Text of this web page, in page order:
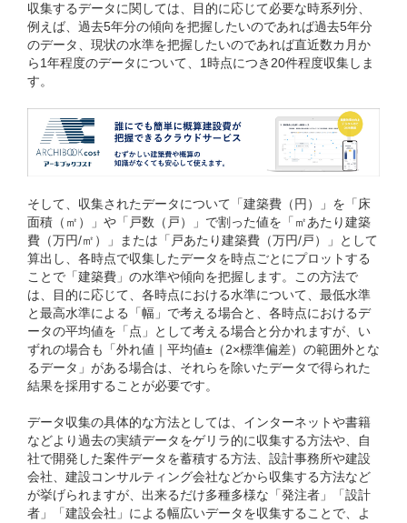
収集するデータに関しては、目的に応じて必要な時系列分、
例えば、過去5年分の傾向を把握したいのであれば過去5年分
のデータ、現状の水準を把握したいのであれば直近数カ月か
ら1年程度のデータについて、1時点につき20件程度収集しま
す。
そして、収集されたデータについて「建築費（円）」を「床
面積（㎡）」や「戸数（戸）」で割った値を「㎡あたり建築
費（万円/㎡）」または「戸あたり建築費（万円/戸）」として
算出し、各時点で収集したデータを時点ごとにプロットする
ことで「建築費」の水準や傾向を把握します。この方法で
は、目的に応じて、各時点における水準について、最低水準
と最高水準による「幅」で考える場合と、各時点におけるデ
ータの平均値を「点」として考える場合と分かれますが、い
ずれの場合も「外れ値｜平均値±（2×標準偏差）の範囲外とな
るデータ」がある場合は、それらを除いたデータで得られた
結果を採用することが必要です。
データ収集の具体的な方法としては、インターネットや書籍
などより過去の実績データをゲリラ的に収集する方法や、自
社で開発した案件データを蓄積する方法、設計事務所や建設
会社、建設コンサルティング会社などから収集する方法など
が挙げられますが、出来るだけ多種多様な「発注者」「設計
者」「建設会社」による幅広いデータを収集することで、よ